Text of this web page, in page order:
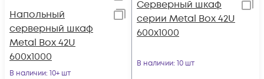
Напольный
серверный шкаф
Metal Box 42U
600х1000
В наличии: 10+ шт
Серверный шкаф
серии Metal Box 42U
600х1000
В наличии: 10 шт